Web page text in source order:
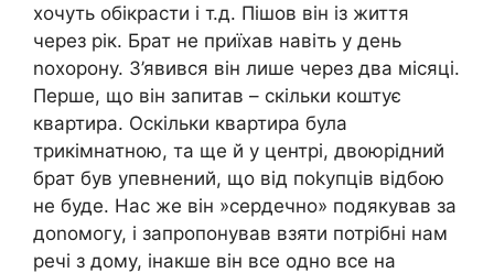
хочуть обікрасти і т.д. Пішов він із життя
через рік. Брат не приїхав навіть у день
nохорону. З’явився він лише через два місяці.
Перше, що він запитав – скільки коштує
квартира. Оскільки квартира була
трикімнатною, та ще й у центрі, двоюрідний
брат був упевнений, що від поkупців відбою
не буде. Нас же він »сердечно» подякував за
доnомогу, і запропонував взяти потрібні нам
речі з дому, інакше він все одно все на